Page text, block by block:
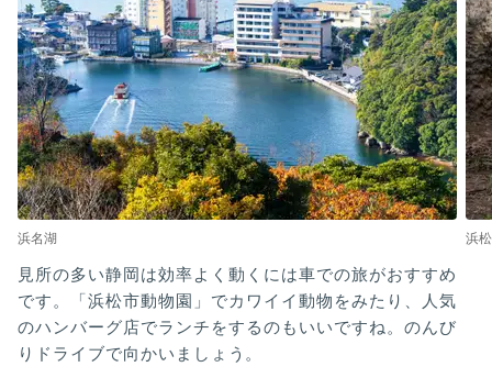
浜名湖 浜
見所の多い静岡は効率よく動くには車での旅がおすすめ
です。「浜松市動物園」でカワイイ動物をみたり、人気
のハンバーグ店でランチをするのもいいですね。のんび
りドライブで向かいましょう。